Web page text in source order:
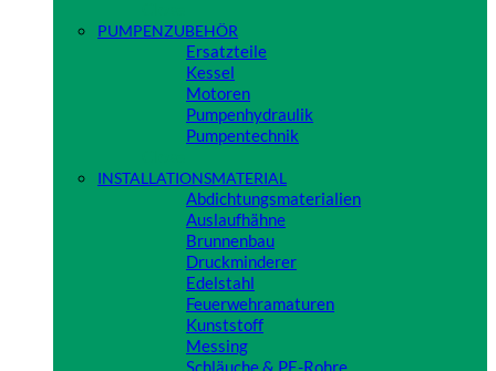
PUMPENZUBEHÖR
Ersatzteile
Kessel
Motoren
Pumpenhydraulik
Pumpentechnik
INSTALLATIONSMATERIAL
Abdichtungsmaterialien
Auslaufhähne
Brunnenbau
Druckminderer
Edelstahl
Feuerwehramaturen
Kunststoff
Messing
Schläuche & PE-Rohre